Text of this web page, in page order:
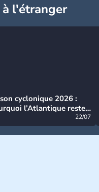
l'étranger
cyclonique 2026 :
l’Atlantique reste
22/07